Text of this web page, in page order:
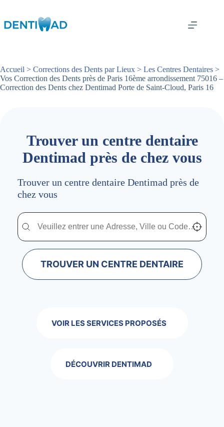
contenu
Accueil > Corrections des Dents par Lieux > Les Centres Dentaires >
Vos Correction des Dents près de Paris 16ème arrondissement 75016 –
Correction des Dents chez Dentimad Porte de Saint-Cloud, Paris 16
Trouver un centre dentaire
Dentimad près de chez vous
Trouver un centre dentaire Dentimad près de
chez vous
Trouver un centre dentaire Dentimad près de
Trouver un centre dentaire Dentimad près de chez vous Localisez-
TROUVER UN CENTRE DENTAIRE
VOIR LES SERVICES PROPOSÉS
DÉCOUVRIR DENTIMAD